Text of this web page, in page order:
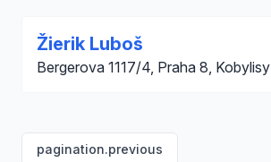
Žierik Luboš
Bergerova 1117/4, Praha 8, Kobylisy
pagination.previous